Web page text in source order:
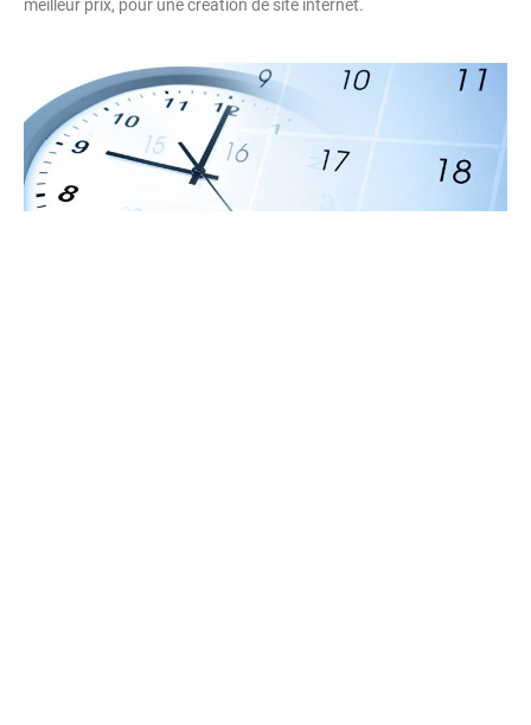
meilleur prix, pour une création de site internet.